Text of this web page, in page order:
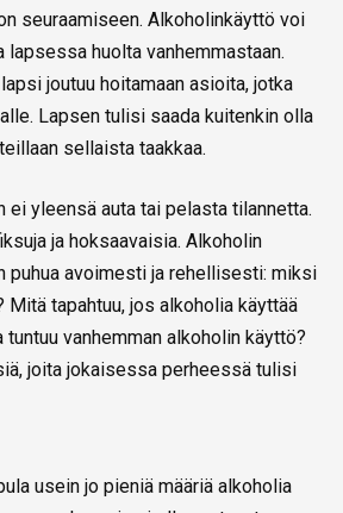
seuraamiseen. Alkoholinkäyttö voi
huolta vanhemmastaan.
joutuu hoitamaan asioita, jotka
Lapsen tulisi saada kuitenkin olla
sellaista taakkaa.
ei yleensä auta tai pelasta tilannetta.
ja hoksaavaisia. Alkoholin
puhua avoimesti ja rehellisesti: miksi
Mitä tapahtuu, jos alkoholia käyttää
vanhemman alkoholin käyttö?
joita jokaisessa perheessä tulisi
usein jo pieniä määriä alkoholia